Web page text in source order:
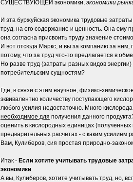
СУЩЕСТВУЮЩЕЙ экономики, экономики
И эта буржуйская экономика трудовые
труд, на его содержание и ценность. Она ему
она согласна присвоить труду значение
И вот отсюда Маркс, и вы за компанию за ним,
потому, что за труд что-то предлагается в
Но разве труд (затраты разных видов
потребительским сущностям?
Где, в связи с этим научное, физико-
эквивалентно количеству поступающего
любого усилия недостаточно. Много
необходимое для получения данного
оценить в кислородных единицах
предварительных расчетах - с каким усилием
Вам, Кулиберов, сия простая природно-
Итак - Если хотите учитывать трудовые
экономики.
А вы, Кулиберов, хотите учитывать труд, но,